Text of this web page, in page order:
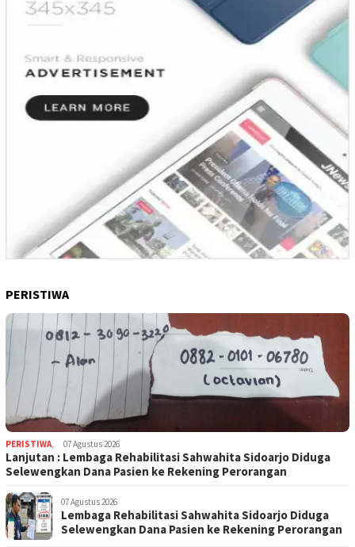
PERISTIWA
PERISTIWA 07 Agustus 2026
Lanjutan : Lembaga Rehabilitasi Sahwahita Sidoarjo Diduga
Selewengkan Dana Pasien ke Rekening Perorangan
07 Agustus 2026
Lembaga Rehabilitasi Sahwahita Sidoarjo Diduga
Selewengkan Dana Pasien ke Rekening Perorangan